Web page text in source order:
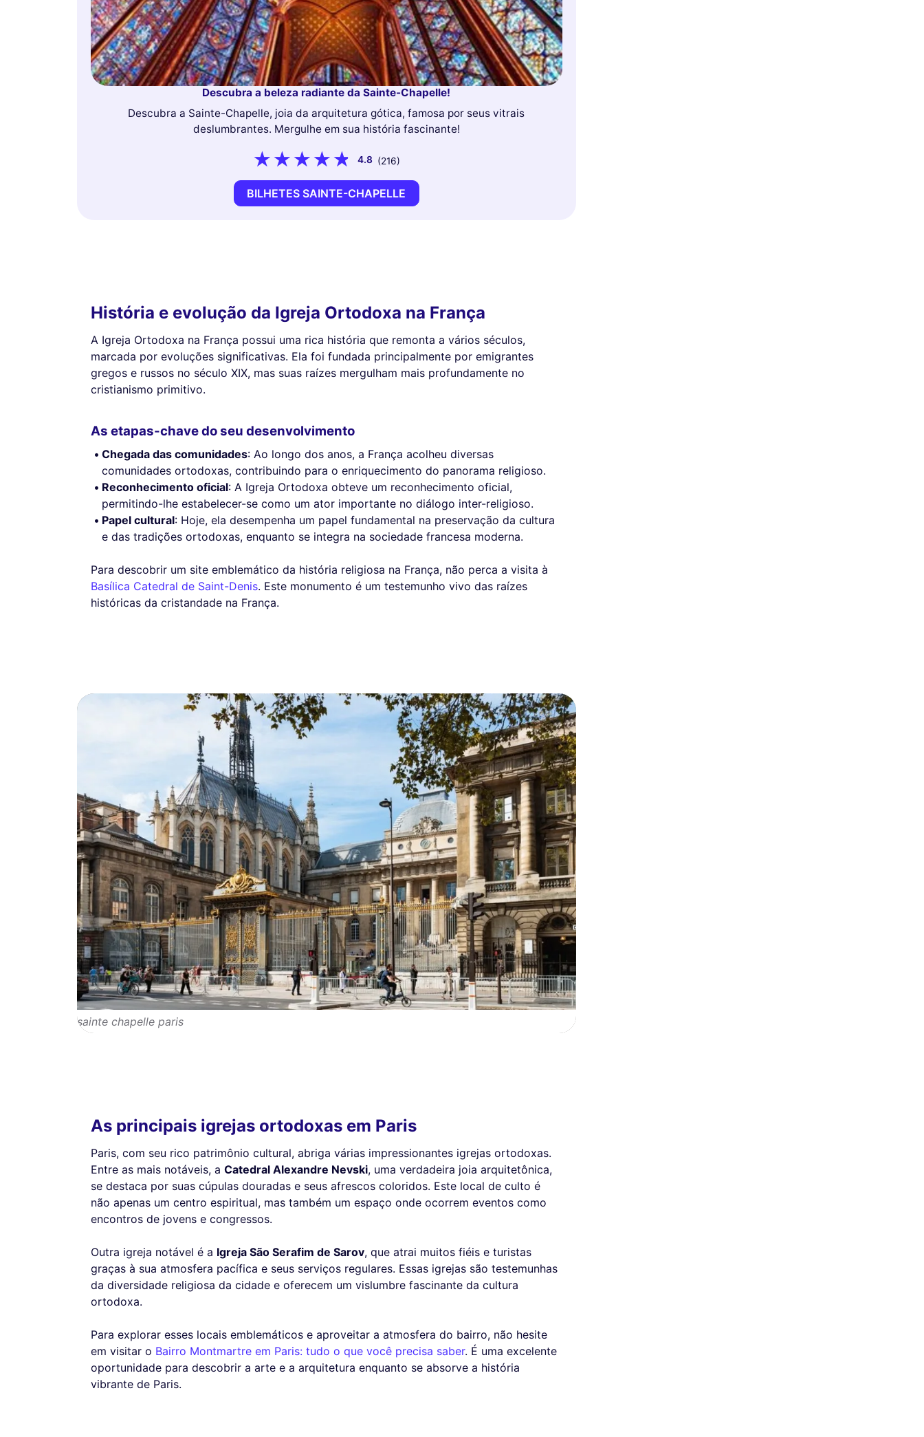
Descubra a beleza radiante da Sainte-Chapelle!
Descubra a Sainte-Chapelle, joia da arquitetura gótica, famosa por seus vitrais
deslumbrantes. Mergulhe em sua história fascinante!
4.8 (216)
BILHETES SAINTE-CHAPELLE
História e evolução da Igreja Ortodoxa na França
A Igreja Ortodoxa na França possui uma rica história que remonta a vários séculos,
marcada por evoluções significativas. Ela foi fundada principalmente por emigrantes
gregos e russos no século XIX, mas suas raízes mergulham mais profundamente no
cristianismo primitivo.
As etapas-chave do seu desenvolvimento
Chegada das comunidades: Ao longo dos anos, a França acolheu diversas
comunidades ortodoxas, contribuindo para o enriquecimento do panorama religioso.
Reconhecimento oficial: A Igreja Ortodoxa obteve um reconhecimento oficial,
permitindo-lhe estabelecer-se como um ator importante no diálogo inter-religioso.
Papel cultural: Hoje, ela desempenha um papel fundamental na preservação da cultura
e das tradições ortodoxas, enquanto se integra na sociedade francesa moderna.
Para descobrir um site emblemático da história religiosa na França, não perca a visita à
Basílica Catedral de Saint-Denis. Este monumento é um testemunho vivo das raízes
históricas da cristandade na França.
sainte chapelle paris
As principais igrejas ortodoxas em Paris
Paris, com seu rico patrimônio cultural, abriga várias impressionantes igrejas ortodoxas.
Entre as mais notáveis, a Catedral Alexandre Nevski, uma verdadeira joia arquitetônica,
se destaca por suas cúpulas douradas e seus afrescos coloridos. Este local de culto é
não apenas um centro espiritual, mas também um espaço onde ocorrem eventos como
encontros de jovens e congressos.
Outra igreja notável é a Igreja São Serafim de Sarov, que atrai muitos fiéis e turistas
graças à sua atmosfera pacífica e seus serviços regulares. Essas igrejas são testemunhas
da diversidade religiosa da cidade e oferecem um vislumbre fascinante da cultura
ortodoxa.
Para explorar esses locais emblemáticos e aproveitar a atmosfera do bairro, não hesite
em visitar o Bairro Montmartre em Paris: tudo o que você precisa saber. É uma excelente
oportunidade para descobrir a arte e a arquitetura enquanto se absorve a história
vibrante de Paris.